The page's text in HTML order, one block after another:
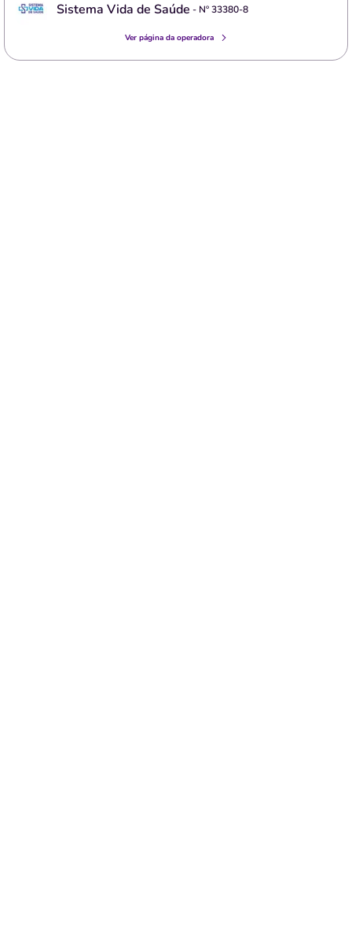
Sistema Vida de Saúde - Nº33380-8
Ver página da operadora